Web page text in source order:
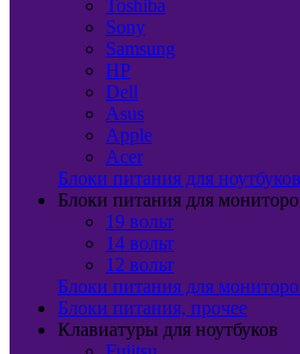
Toshiba
Sony
Samsung
HP
Dell
Asus
Apple
Acer
Блоки питания для ноутбуков
Блоки питания для
19 вольт
14 вольт
12 вольт
Блоки питания для
Блоки питания, прочее
Клавиатуры для ноутбуков